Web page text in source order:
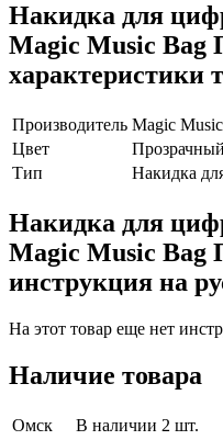
Накидка для
Magic Music Bag
характеристики
Производитель Magic
Цвет
Прозрачный
Тип
Накидка
Накидка для
Magic Music Bag
инструкция на
На этот товар еще нет
Наличие товара
Омск
В наличии 2 шт.